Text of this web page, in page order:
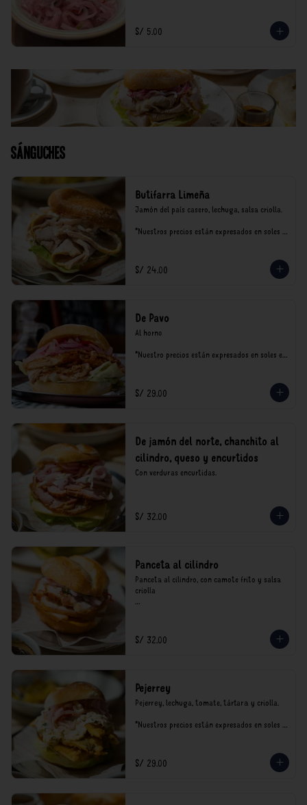
S/ 5.00
Sánguches
Butifarra Limeña
Jamón del país casero, lechuga, salsa criolla.
*Nuestros precios están expresados en soles e
S/ 24.00
De Pavo
Al horno
*Nuestro precios están expresados en soles e
S/ 29.00
De jamón del norte, chanchito al
cilindro, queso y encurtidos
Con verduras encurtidas.
S/ 32.00
Panceta al cilindro
Panceta al cilindro, con camote frito y salsa
criolla
consumo.
S/ 32.00
Pejerrey
Pejerrey, lechuga, tomate, tártara y criolla.
*Nuestros precios están expresados en soles e
S/ 29.00